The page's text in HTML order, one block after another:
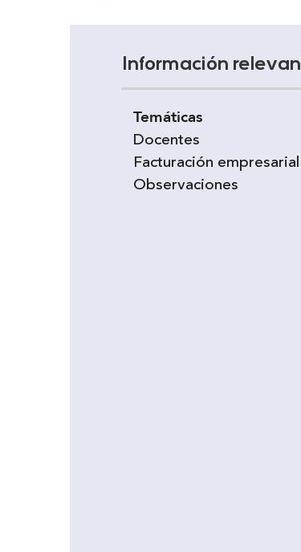
Información
Temáticas
Docentes
Facturación empresarial
Observaciones